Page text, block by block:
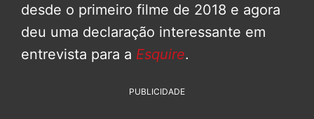
desde o primeiro filme de 2018 e agora
deu uma declaração interessante em
entrevista para a Esquire.
PUBLICIDADE